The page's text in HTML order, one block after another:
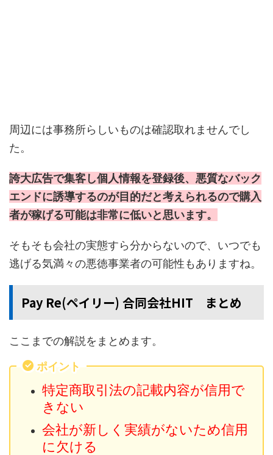
周辺には事務所らしいものは確認取れませんでし
た。
誇大広告で集客し個人情報を登録後、悪質なバック
エンドに誘導するのが目的だと考えられるので購入
者が稼げる可能は非常に低いと思います。
そもそも会社の実態すら分からないので、いつでも
逃げる気満々の悪徳事業者の可能性もありますね。
Pay Re(ペイリー) 合同会社HIT まとめ
ここまでの解説をまとめます。
ポイント
特定商取引法の記載内容が信用で
きない
会社が新しく実績がないため信用
に欠ける